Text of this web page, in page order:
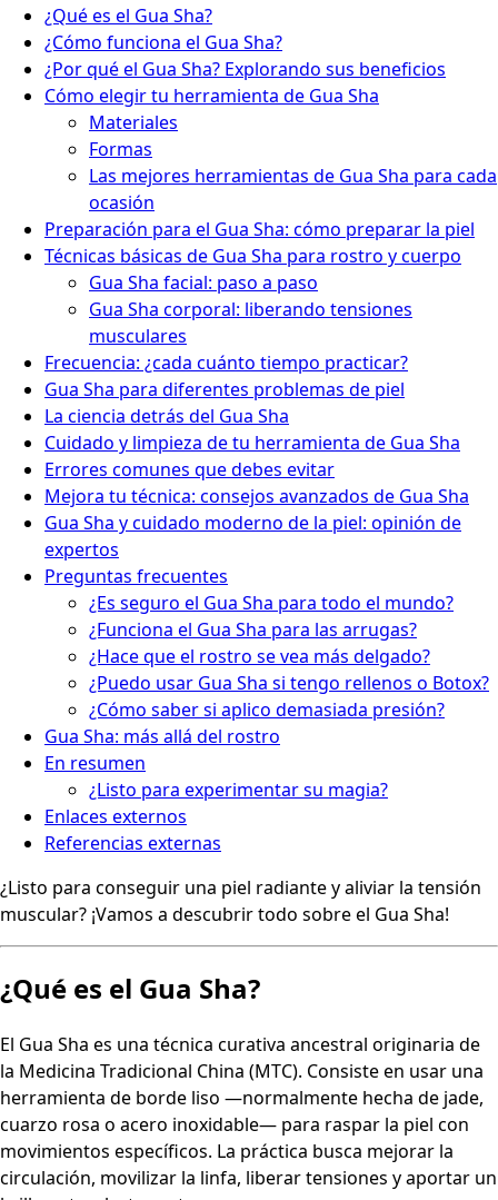
¿Qué es el Gua Sha?
¿Cómo funciona el Gua Sha?
¿Por qué el Gua Sha? Explorando sus beneficios
Cómo elegir tu herramienta de Gua Sha
Materiales
Formas
Las mejores herramientas de Gua Sha para cada
ocasión
Preparación para el Gua Sha: cómo preparar la piel
Técnicas básicas de Gua Sha para rostro y cuerpo
Gua Sha facial: paso a paso
Gua Sha corporal: liberando tensiones
musculares
Frecuencia: ¿cada cuánto tiempo practicar?
Gua Sha para diferentes problemas de piel
La ciencia detrás del Gua Sha
Cuidado y limpieza de tu herramienta de Gua Sha
Errores comunes que debes evitar
Mejora tu técnica: consejos avanzados de Gua Sha
Gua Sha y cuidado moderno de la piel: opinión de
expertos
Preguntas frecuentes
¿Es seguro el Gua Sha para todo el mundo?
¿Funciona el Gua Sha para las arrugas?
¿Hace que el rostro se vea más delgado?
¿Puedo usar Gua Sha si tengo rellenos o Botox?
¿Cómo saber si aplico demasiada presión?
Gua Sha: más allá del rostro
En resumen
¿Listo para experimentar su magia?
Enlaces externos
Referencias externas
¿Listo para conseguir una piel radiante y aliviar la tensión
muscular? ¡Vamos a descubrir todo sobre el Gua Sha!
¿Qué es el Gua Sha?
El Gua Sha es una técnica curativa ancestral originaria de
la Medicina Tradicional China (MTC). Consiste en usar una
herramienta de borde liso —normalmente hecha de jade,
cuarzo rosa o acero inoxidable— para raspar la piel con
movimientos específicos. La práctica busca mejorar la
circulación, movilizar la linfa, liberar tensiones y aportar un